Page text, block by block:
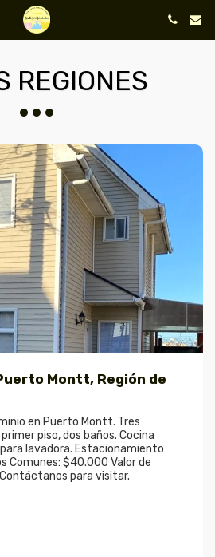
REGIONES
Montt, Región de
en Puerto Montt. Tres
piso, dos baños. Cocina
lavadora. Estacionamiento
Comunes: $40.000 Valor de
para visitar.